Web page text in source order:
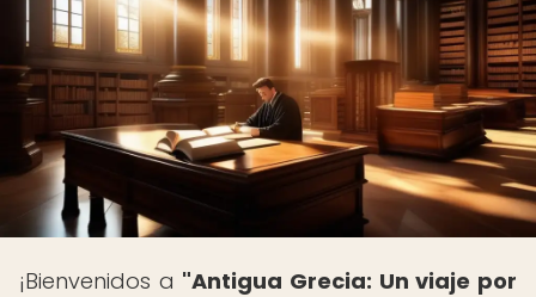
¡Bienvenidos a "Antigua Grecia: Un viaje por